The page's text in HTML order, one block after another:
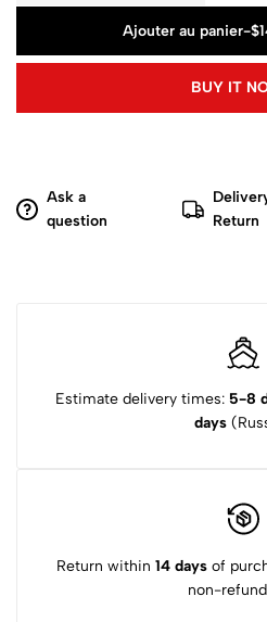
Ajouter au panier-$
BUY IT
Ask a
question
Return
Estimate delivery times: 5-8
days
Return within 14 days of
non-